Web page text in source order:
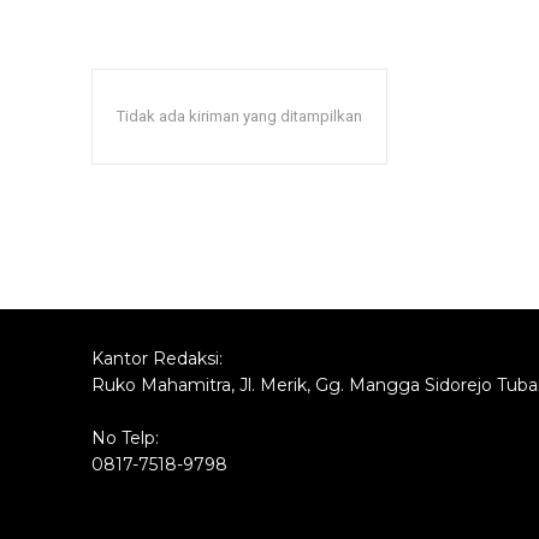
Tidak ada kiriman yang ditampilkan
Kantor Redaksi:
Ruko Mahamitra, Jl. Merik, Gg. Mangga Sidorejo
No Telp:
0817-7518-9798